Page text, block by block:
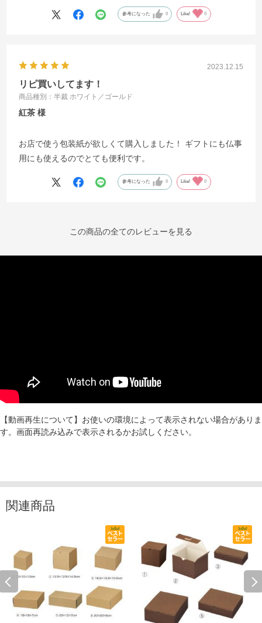
参考になった 0 Like! 0
2023.12.15
リピ買いしてます！
商品種別：半裁 ホワイト／ゴールド
紅茶
お店で使う包装紙が欲しくて購入しました！ ギフトにも仏事
用にも使えるのでとても便利です。
参考になった 0 Like! 0
この商品の全てのレビューを見る
【動画再生について】お使いの環境によって表示されない場合がありま
す。画面再読み込みで表示されるかお試しください。
関連商品